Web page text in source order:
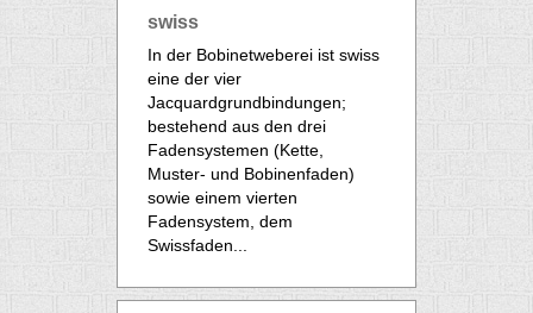
swiss
In der Bobinetweberei ist swiss
eine der vier
Jacquardgrundbindungen;
bestehend aus den drei
Fadensystemen (Kette,
Muster- und Bobinenfaden)
sowie einem vierten
Fadensystem, dem
Swissfaden...